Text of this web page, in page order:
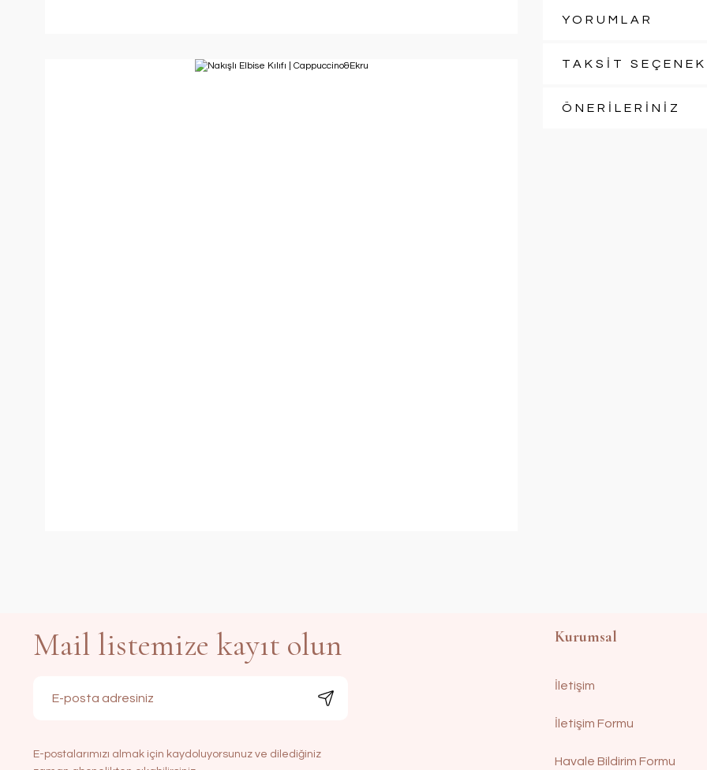
YORUMLAR
TAKSİT
ÖNERİLERİNİZ
Mail listemize kayıt olun
E-postalarımızı almak için kaydoluyorsunuz ve dilediğiniz
Kurumsal
İletişim
İletişim Formu
Havale Bildirim Formu